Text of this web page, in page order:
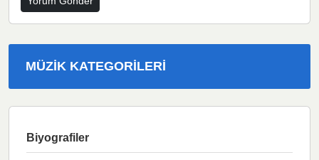
MÜZIK KATEGORILERI
Biyografiler